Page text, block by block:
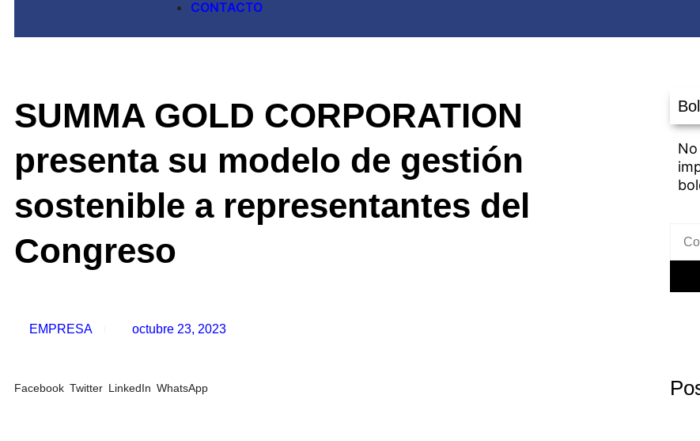
CONTACTO
SUMMA GOLD CORPORATION
presenta su modelo de gestión
sostenible a representantes del
Congreso
EMPRESA octubre 23, 2023
Facebook Twitter LinkedIn WhatsApp